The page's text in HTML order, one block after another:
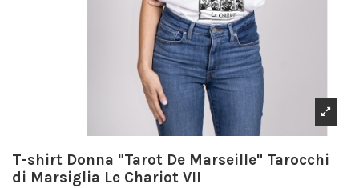
T-shirt Donna "Tarot De Marseille" Tarocchi
di Marsiglia Le Chariot VII